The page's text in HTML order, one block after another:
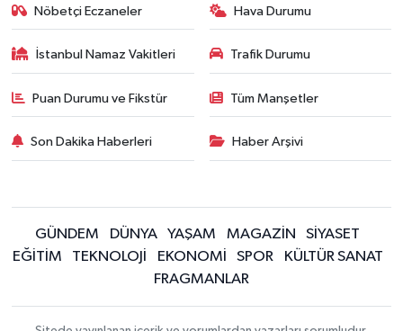
Nöbetçi Eczaneler Hava Durumu
İstanbul Namaz Vakitleri Trafik Durumu
Puan Durumu ve Fikstür Tüm Manşetler
Son Dakika Haberleri Haber Arşivi
GÜNDEM DÜNYA YAŞAM MAGAZİN
SİYASET
EĞİTİM
TEKNOLOJİ EKONOMİ SPOR
KÜLTÜR SANAT
FRAGMANLAR